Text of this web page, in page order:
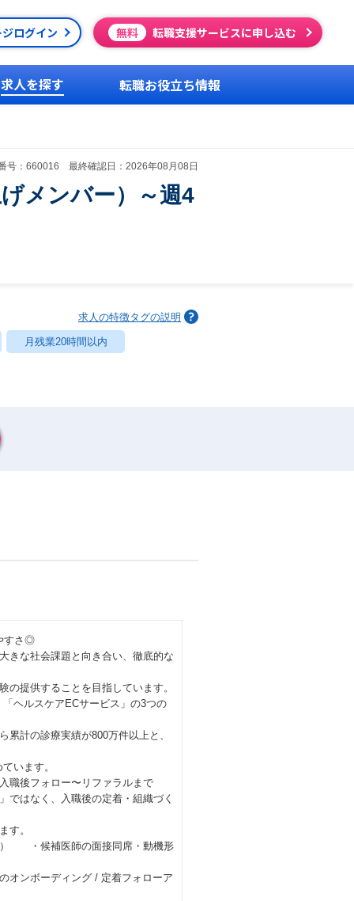
ログイン 無料 転職支援サービスに申し込む
求人を探す 転職お役立ち情報
号：660016 最終確認日：2026年08月08日
メンバー）～週4
求人の特徴タグの説明
月残業20時間以内
すさ◎
きな社会課題と向き合い、徹底的な
提供することを目指しています。
ヘルスケアECサービス」の3つの
計の診療実績が800万件以上と、
います。
職後フォロー〜リファラルまで
ではなく、入職後の定着・組織づく
す。
） ・候補医師の面接同席・動機形
ディング / 定着フォローア